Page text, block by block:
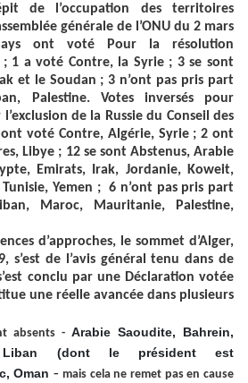
de l’occupation des territoires
générale de l’ONU du 2 mars
ont voté Pour la résolution
; 1 a voté Contre, la Syrie ; 3 se sont
et le Soudan ; 3 n’ont pas pris part
Palestine. Votes inversés pour
de la Russie du Conseil des
voté Contre, Algérie, Syrie ; 2 ont
; 12 se sont Abstenus, Arabie
Emirats, Irak, Jordanie, Koweit,
Yemen ; 6 n’ont pas pris part
Maroc, Mauritanie, Palestine,
d’approches, le sommet d’Alger,
s’est de l’avis général tenu dans de
conclu par une Déclaration votée
une réelle avancée dans plusieurs
absents - Arabie Saoudite, Bahrein,
Liban (dont le président est
Oman- mais cela ne remet pas en cause